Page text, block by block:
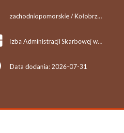
zachodniopomorskie / Kołobrzeg
Izba Administracji Skarbowej w Szczecinie
Data dodania: 2026-07-31